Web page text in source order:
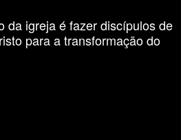
da igreja é fazer discípulos de
para a transformação do